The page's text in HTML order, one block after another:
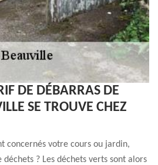
DE DÉBARRAS DE
SE TROUVE CHEZ
concernés votre cours ou jardin,
? Les déchets verts sont alors